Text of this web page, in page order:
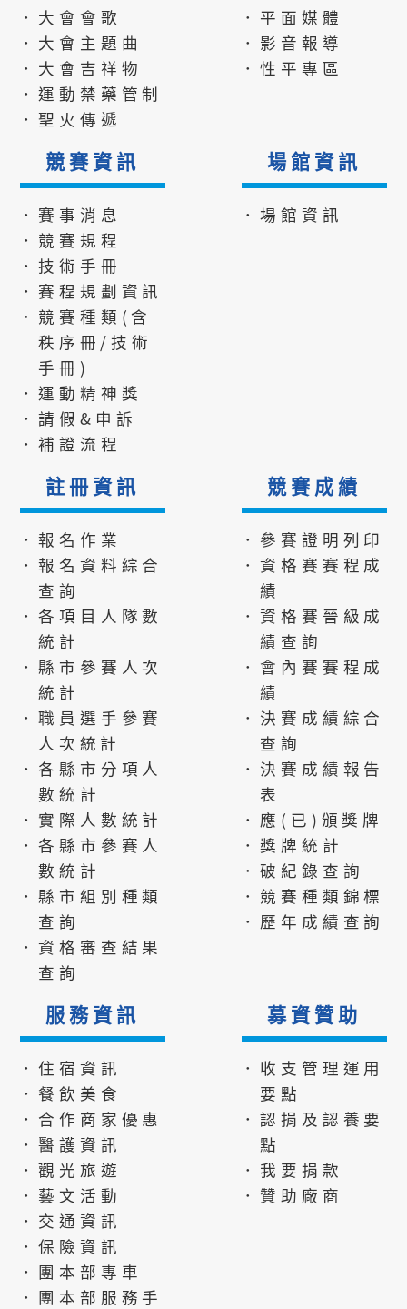
．大會會歌
．大會主題曲
．大會吉祥物
．運動禁藥管制
．聖火傳遞
．平面媒體
．影音報導
．性平專區
競賽資訊
．賽事消息
．競賽規程
．技術手冊
．賽程規劃資訊
．競賽種類(含
秩序冊/技術
手冊)
．運動精神獎
．請假&申訴
．補證流程
場館資訊
．場館資訊
註冊資訊
．報名作業
．報名資料綜合
查詢
．各項目人隊數
統計
．縣市參賽人次
統計
．職員選手參賽
人次統計
．各縣市分項人
數統計
．實際人數統計
．各縣市參賽人
數統計
．縣市組別種類
查詢
．資格審查結果
查詢
競賽成績
．參賽證明列印
．資格賽賽程成
績
．資格賽晉級成
績查詢
．會內賽賽程成
績
．決賽成績綜合
查詢
．決賽成績報告
表
．應(已)頒獎牌
．獎牌統計
．破紀錄查詢
．競賽種類錦標
．歷年成績查詢
服務資訊
．住宿資訊
．餐飲美食
．合作商家優惠
．醫護資訊
．觀光旅遊
．藝文活動
．交通資訊
．保險資訊
．團本部專車
．團本部服務手
募資贊助
．收支管理運用
要點
．認捐及認養要
點
．我要捐款
．贊助廠商